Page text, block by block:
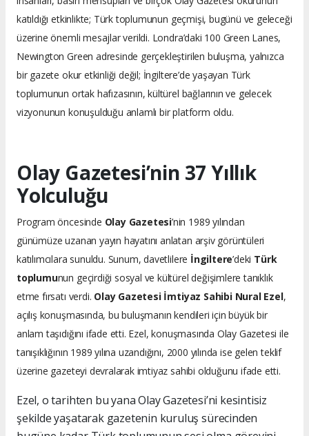
katıldığı etkinlikte; Türk toplumunun geçmişi, bugünü ve geleceği
üzerine önemli mesajlar verildi. Londra’daki 100 Green Lanes,
Newington Green adresinde gerçekleştirilen buluşma, yalnızca
bir gazete okur etkinliği değil; İngiltere’de yaşayan Türk
toplumunun ortak hafızasının, kültürel bağlarının ve gelecek
vizyonunun konuşulduğu anlamlı bir platform oldu.
Olay Gazetesi’nin 37 Yıllık
Yolculuğu
Program öncesinde Olay Gazetesi’nin 1989 yılından
günümüze uzanan yayın hayatını anlatan arşiv görüntüleri
katılımcılara sunuldu. Sunum, davetlilere İngiltere’deki Türk
toplumunun geçirdiği sosyal ve kültürel değişimlere tanıklık
etme fırsatı verdi. Olay Gazetesi İmtiyaz Sahibi Nural Ezel,
açılış konuşmasında, bu buluşmanın kendileri için büyük bir
anlam taşıdığını ifade etti. Ezel, konuşmasında Olay Gazetesi ile
tanışıklığının 1989 yılına uzandığını, 2000 yılında ise gelen teklif
üzerine gazeteyi devralarak imtiyaz sahibi olduğunu ifade etti.
Ezel, o tarihten bu yana Olay Gazetesi’ni kesintisiz
şekilde yaşatarak gazetenin kuruluş sürecinden